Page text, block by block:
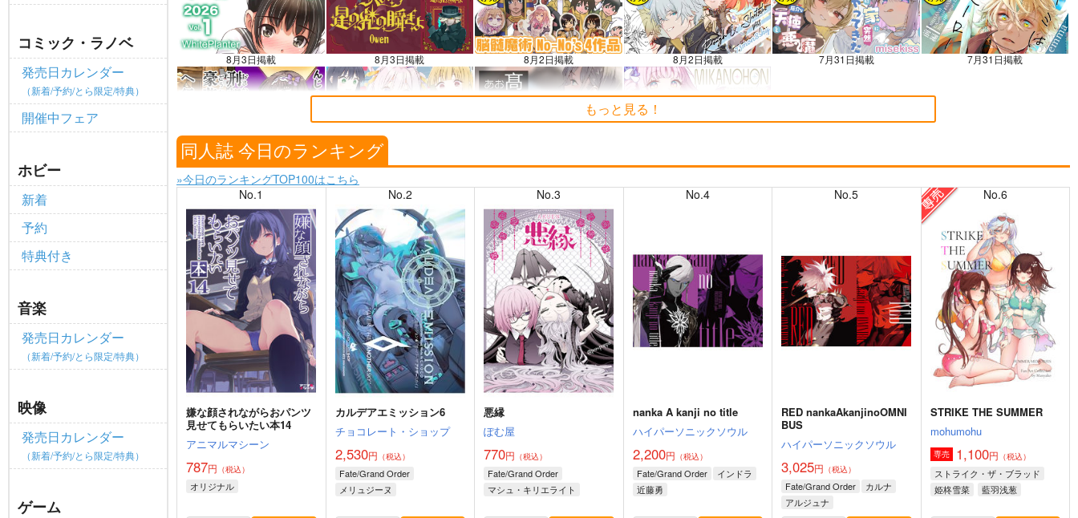
コミック・ラノベ
発売日カレンダー
（新着/予約/とら限定/特典）
開催中フェア
ホビー
新着
予約
特典付き
音楽
発売日カレンダー
（新着/予約/とら限定/特典）
映像
発売日カレンダー
（新着/予約/とら限定/特典）
ゲーム
全てのお知らせを見る
8月3日掲載 8月3日掲載 8月2日掲載 8月2日掲載 7月31日掲載 7月31日掲載
7月30日掲載 7月30日掲載
もっと見る！
同人誌 今日のランキング
»今日のランキングTOP100はこちら
No.1
嫌な顔されながらおパンツ
見せてもらいたい本14
アニマルマシーン
787円 （税込）
オリジナル
No.2
カルデアエミッション6
チョコレート・ショップ
2,530円 （税込）
Fate/Grand Order
メリュジーヌ
No.3
悪縁
ぽむ屋
770円 （税込）
Fate/Grand Order
マシュ・キリエライト
No.4
nanka A kanji no title
ハイパーソニックソウル
2,200円 （税込）
Fate/Grand Order
インドラ
近藤勇
No.5
RED nankaAkanjinoOMNI
BUS
ハイパーソニックソウル
3,025円 （税込）
Fate/Grand Order
カルナ
アルジュナ
No.6
STRIKE THE SUMMER
mohumohu
専売 1,100円 （税込）
ストライク・ザ・ブラッド
姫柊雪菜
藍羽浅葱